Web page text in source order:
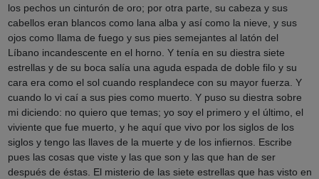
los pechos un cinturón de oro; por otra parte, su cabeza y sus
cabellos eran blancos como lana alba y así como la nieve, y sus
ojos como llama de fuego y sus pies semejantes al latón del
Líbano incandescente en el horno. Y tenía en su diestra siete
estrellas y de su boca salía una aguda espada de doble filo y su
cara era como el sol cuando resplandece con su mayor fuerza. Y
cuando lo vi caí a sus pies como muerto. Y puso su diestra sobre
mi diciendo: no quiero que temas; yo soy el primero y el último, el
viviente que fue muerto, y he aquí que vivo por los siglos de los
siglos y tengo las llaves de la muerte y de los infiernos. Escribe
pues las cosas que viste y las que son y las que han de ser
después de éstas. El misterio de las siete estrellas que has visto en